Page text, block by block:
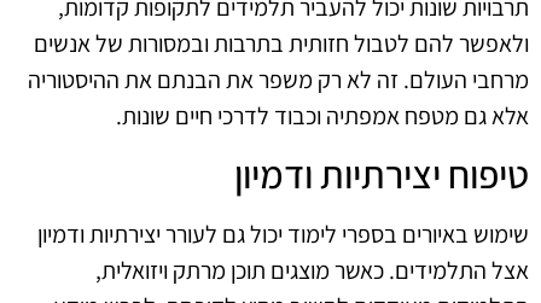
תרבויות שונות יכול להעביר תלמידים לתקופות קדומות,
ולאפשר להם לטבול חזותית בתרבות ובמסורות של אנשים
מרחבי העולם. זה לא רק משפר את הבנתם את ההיסטוריה
אלא גם מטפח אמפתיה וכבוד לדרכי חיים שונות.
טיפוח יצירתיות ודמיון
שימוש באיורים בספרי לימוד יכול גם לעורר יצירתיות ודמיון
אצל התלמידים. כאשר מוצגים תוכן מרתק ויזואלית,